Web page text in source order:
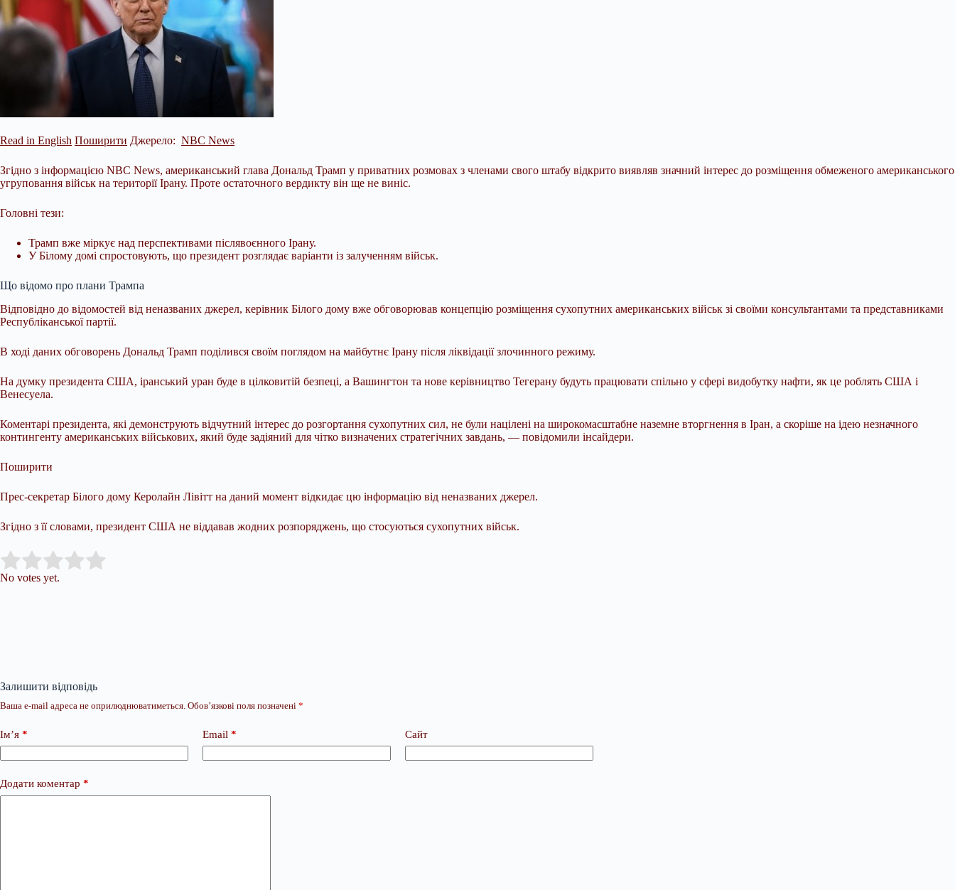
Read in English Поширити Джерело: NBC News
Згідно з інформацією NBC News, американський глава Дональд Трамп у приватних розмовах з членами свого штабу відкрито виявляв значний інтерес до розміщення обмеженого американського
угруповання військ на території Ірану. Проте остаточного вердикту він ще не виніс.
Головні тези:
Трамп вже міркує над перспективами післявоєнного Ірану.
У Білому домі спростовують, що президент розглядає варіанти із залученням військ.
Що відомо про плани Трампа
Відповідно до відомостей від неназваних джерел, керівник Білого дому вже обговорював концепцію розміщення сухопутних американських військ зі своїми консультантами та представниками
Республіканської партії.
В ході даних обговорень Дональд Трамп поділився своїм поглядом на майбутнє Ірану після ліквідації злочинного режиму.
На думку президента США, іранський уран буде в цілковитій безпеці, а Вашингтон та нове керівництво Тегерану будуть працювати спільно у сфері видобутку нафти, як це роблять США і
Венесуела.
Коментарі президента, які демонструють відчутний інтерес до розгортання сухопутних сил, не були націлені на широкомасштабне наземне вторгнення в Іран, а скоріше на ідею незначного
контингенту американських військових, який буде задіяний для чітко визначених стратегічних завдань, — повідомили інсайдери.
Поширити
Прес-секретар Білого дому Керолайн Лівітт на даний момент відкидає цю інформацію від неназваних джерел.
Згідно з її словами, президент США не віддавав жодних розпоряджень, що стосуються сухопутних військ.
Rate this item:
No votes yet.
Залишити відповідь
Ваша e-mail адреса не оприлюднюватиметься. Обов’язкові поля позначені *
Ім’я * Email * Сайт
Додати коментар *